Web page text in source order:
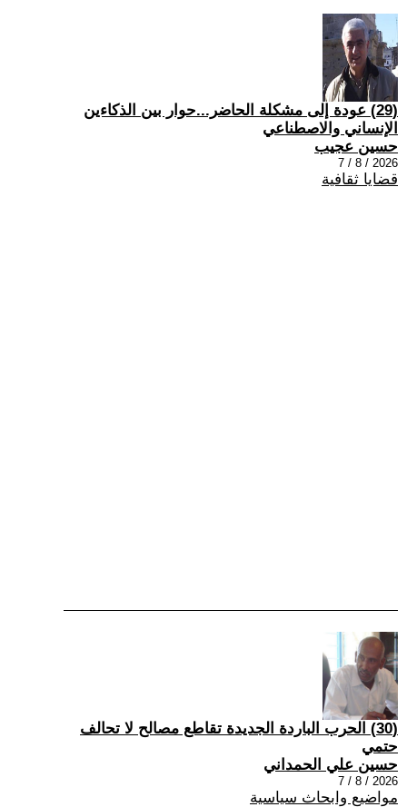
(29) عودة إلى مشكلة الحاضر...حوار بين الذكاءين
الإنساني والاصطناعي
حسين عجيب
2026 / 8 / 7
قضايا ثقافية
(30) الحرب الباردة الجديدة تقاطع مصالح لا تحالف
حتمي
حسين علي الحمداني
2026 / 8 / 7
مواضيع وابحاث سياسية